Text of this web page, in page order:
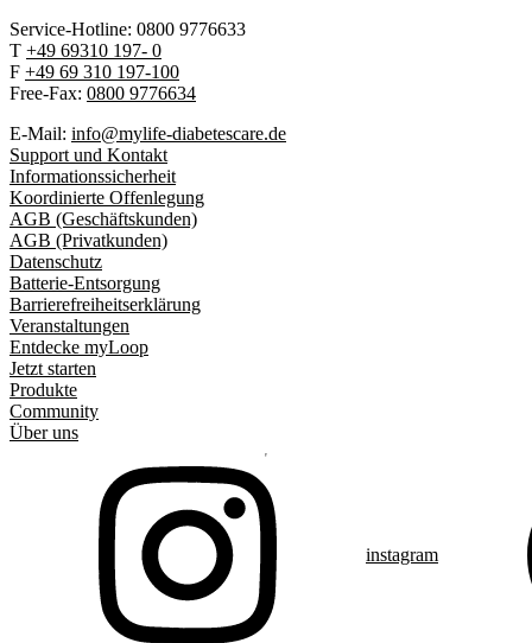
Service-Hotline: 0800 9776633
T +49 69310 197- 0
F +49 69 310 197-100
Free-Fax: 0800 9776634
E-Mail: info@mylife-diabetescare.de
Support und Kontakt
Informationssicherheit
Koordinierte Offenlegung
AGB (Geschäftskunden)
AGB (Privatkunden)
Datenschutz
Batterie-Entsorgung
Barrierefreiheitserklärung
Veranstaltungen
Entdecke myLoop
Jetzt starten
Produkte
Community
Über uns
instagram